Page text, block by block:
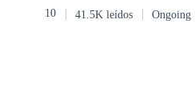
y letal, decide protegerla… siempre y
también sea un monstruo.
10 41.5K leídos Ongoing